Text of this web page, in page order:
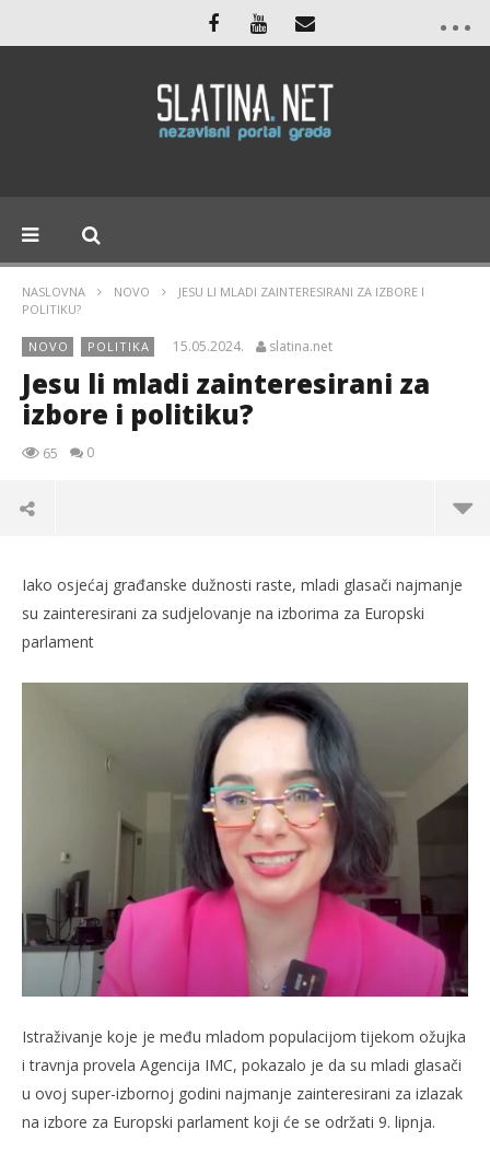
NASLOVNA NOVO
JESU LI MLADI ZAINTERESIRANI ZA IZBORE I
POLITIKU?
NOVO POLITIKA 15.05.2024. slatina.net
Jesu li mladi zainteresirani za
izbore i politiku?
65 0
TRENUTNO OTVORENO
Jesu li mladi zainteresirani za izbore i politiku?
15.05.2024.
slatina.net
Iako osjećaj građanske dužnosti raste, mladi glasači najmanje
su zainteresirani za sudjelovanje na izborima za Europski
parlament
Istraživanje koje je među mladom populacijom tijekom ožujka
i travnja provela Agencija IMC, pokazalo je da su mladi glasači
u ovoj super-izbornoj godini najmanje zainteresirani za izlazak
na izbore za Europski parlament koji će se održati 9. lipnja.